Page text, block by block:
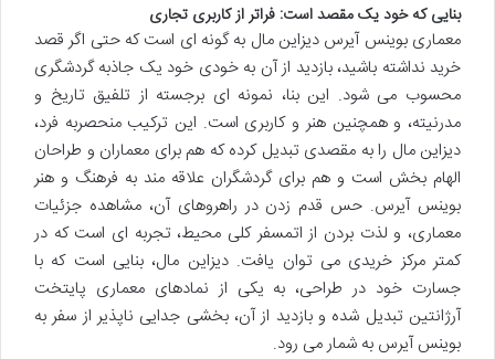
بنایی که خود یک مقصد است: فراتر از کاربری تجاری
معماری بوینس آیرس دیزاین مال به گونه ای است که حتی اگر قصد
خرید نداشته باشید، بازدید از آن به خودی خود یک جاذبه گردشگری
محسوب می شود. این بنا، نمونه ای برجسته از تلفیق تاریخ و
مدرنیته، و همچنین هنر و کاربری است. این ترکیب منحصربه فرد،
دیزاین مال را به مقصدی تبدیل کرده که هم برای معماران و طراحان
الهام بخش است و هم برای گردشگران علاقه مند به فرهنگ و هنر
بوینس آیرس. حس قدم زدن در راهروهای آن، مشاهده جزئیات
معماری، و لذت بردن از اتمسفر کلی محیط، تجربه ای است که در
کمتر مرکز خریدی می توان یافت. دیزاین مال، بنایی است که با
جسارت خود در طراحی، به یکی از نمادهای معماری پایتخت
آرژانتین تبدیل شده و بازدید از آن، بخشی جدایی ناپذیر از سفر به
بوینس آیرس به شمار می رود.